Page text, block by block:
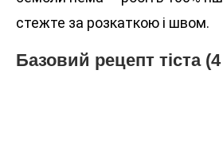
стежте за розкаткою і швом.
Базовий рецепт тіста (4